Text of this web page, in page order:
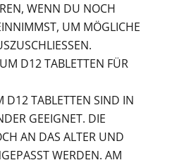
WENN DU NOCH
UM MÖGLICHE
D12 TABLETTEN FÜR
D12 TABLETTEN SIND IN
GEEIGNET. DIE
AN DAS ALTER UND
WERDEN. AM